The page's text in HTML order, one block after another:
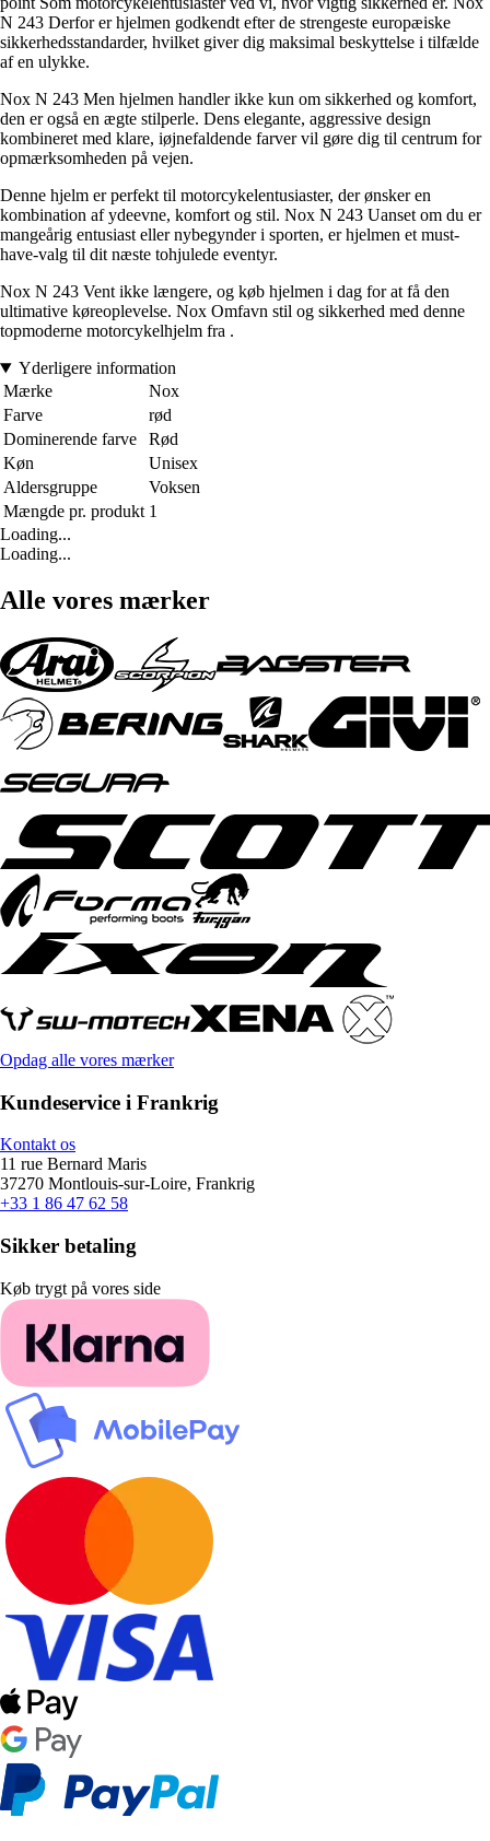
N 243 Derfor er hjelmen godkendt efter de strengeste europæiske
sikkerhedsstandarder, hvilket giver dig maksimal beskyttelse i tilfælde
af en ulykke.
Nox N 243 Men hjelmen handler ikke kun om sikkerhed og komfort,
den er også en ægte stilperle. Dens elegante, aggressive design
kombineret med klare, iøjnefaldende farver vil gøre dig til centrum for
opmærksomheden på vejen.
Denne hjelm er perfekt til motorcykelentusiaster, der ønsker en
kombination af ydeevne, komfort og stil. Nox N 243 Uanset om du er
mangeårig entusiast eller nybegynder i sporten, er hjelmen et must-
have-valg til dit næste tohjulede eventyr.
Nox N 243 Vent ikke længere, og køb hjelmen i dag for at få den
ultimative køreoplevelse. Nox Omfavn stil og sikkerhed med denne
topmoderne motorcykelhjelm fra .
Yderligere information
Mærke
Nox
Farve
rød
Dominerende farve
Rød
Køn
Unisex
Aldersgruppe
Voksen
Mængde pr. produkt 1
Loading...
Loading...
Alle vores mærker
Opdag alle vores mærker
Kundeservice i Frankrig
Kontakt os
11 rue Bernard Maris
37270 Montlouis-sur-Loire, Frankrig
+33 1 86 47 62 58
Sikker betaling
Køb trygt på vores side